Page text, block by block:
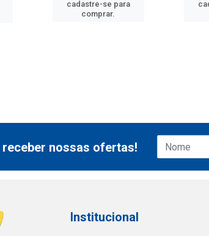
cadastre-se para
comprar.
nossas ofertas!
Institucional